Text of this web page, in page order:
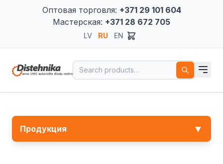
Оптовая торговля: +371 29 101 604
Мастерская: +371 28 672 705
LV RU EN
Search for:
Продукция ▼